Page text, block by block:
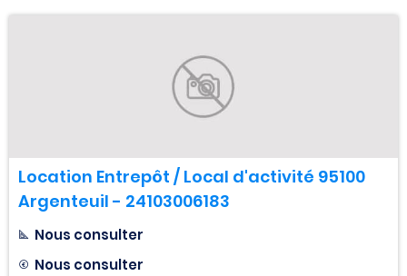
Location Entrepôt / Local d'activité 95100
Argenteuil - 24103006183
Nous consulter
Nous consulter